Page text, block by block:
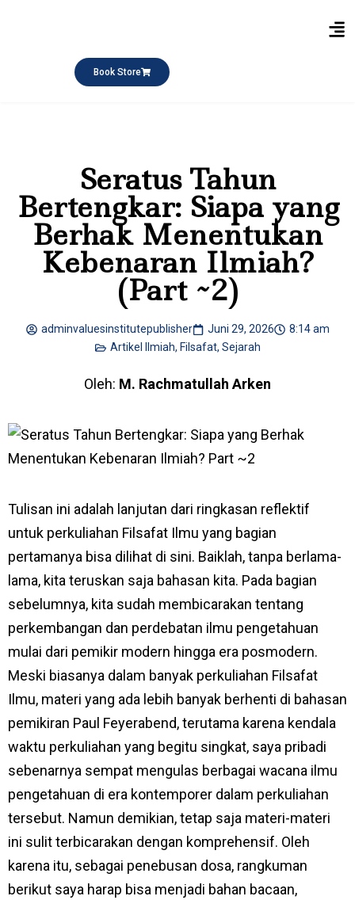
Book Store
Seratus Tahun
Bertengkar: Siapa yang
Berhak Menentukan
Kebenaran Ilmiah?
(Part ~2)
adminvaluesinstitutepublisher Juni 29, 2026
8:14 am
Artikel Ilmiah, Filsafat, Sejarah
Oleh: M. Rachmatullah Arken
Tulisan ini adalah lanjutan dari ringkasan reflektif
untuk perkuliahan Filsafat Ilmu yang bagian
pertamanya bisa dilihat di sini. Baiklah, tanpa berlama-
lama, kita teruskan saja bahasan kita. Pada bagian
sebelumnya, kita sudah membicarakan tentang
perkembangan dan perdebatan ilmu pengetahuan
mulai dari pemikir modern hingga era posmodern.
Meski biasanya dalam banyak perkuliahan Filsafat
Ilmu, materi yang ada lebih banyak berhenti di bahasan
pemikiran Paul Feyerabend, terutama karena kendala
waktu perkuliahan yang begitu singkat, saya pribadi
sebenarnya sempat mengulas berbagai wacana ilmu
pengetahuan di era kontemporer dalam perkuliahan
tersebut. Namun demikian, tetap saja materi-materi
ini sulit terbicarakan dengan komprehensif. Oleh
karena itu, sebagai penebusan dosa, rangkuman
berikut saya harap bisa menjadi bahan bacaan,